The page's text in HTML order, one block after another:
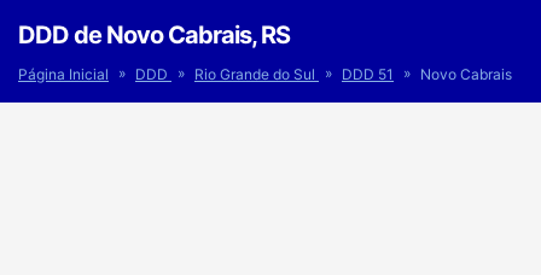
DDD de Novo Cabrais, RS
Página Inicial » DDD » Rio Grande do Sul » DDD 51 » Novo Cabrais